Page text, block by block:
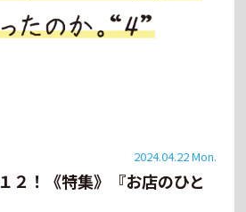
2024.04.22 Mon.
２！《特集》『お店のひと